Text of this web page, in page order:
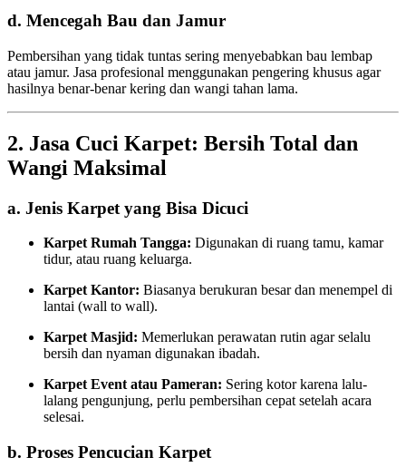
d. Mencegah Bau dan Jamur
Pembersihan yang tidak tuntas sering menyebabkan bau lembap
atau jamur. Jasa profesional menggunakan pengering khusus agar
hasilnya benar-benar kering dan wangi tahan lama.
2. Jasa Cuci Karpet: Bersih Total dan
Wangi Maksimal
a. Jenis Karpet yang Bisa Dicuci
Karpet Rumah Tangga: Digunakan di ruang tamu, kamar
tidur, atau ruang keluarga.
Karpet Kantor: Biasanya berukuran besar dan menempel di
lantai (wall to wall).
Karpet Masjid: Memerlukan perawatan rutin agar selalu
bersih dan nyaman digunakan ibadah.
Karpet Event atau Pameran: Sering kotor karena lalu-
lalang pengunjung, perlu pembersihan cepat setelah acara
selesai.
b. Proses Pencucian Karpet